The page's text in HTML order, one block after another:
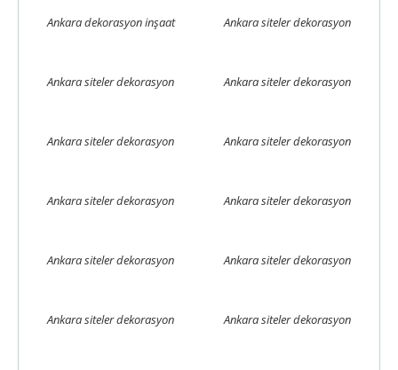
Ankara dekorasyon inşaat Ankara siteler dekorasyon
Ankara siteler dekorasyon Ankara siteler dekorasyon
Ankara siteler dekorasyon Ankara siteler dekorasyon
Ankara siteler dekorasyon Ankara siteler dekorasyon
Ankara siteler dekorasyon Ankara siteler dekorasyon
Ankara siteler dekorasyon Ankara siteler dekorasyon